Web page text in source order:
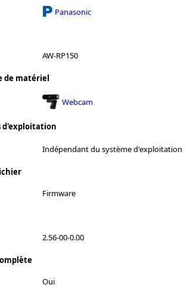
Panasonic
AW-RP150
de matériel
Webcam
d'exploitation
Indépendant du système d'exploitation
Firmware
2.56-00-0.00
Oui